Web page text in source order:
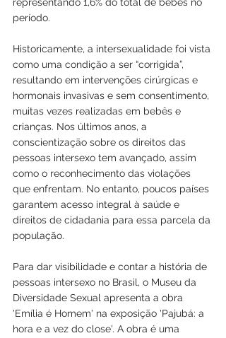
período.
Historicamente, a intersexualidade foi vista
como uma condição a ser “corrigida”,
resultando em intervenções cirúrgicas e
hormonais invasivas e sem consentimento,
muitas vezes realizadas em bebês e
crianças. Nos últimos anos, a
conscientização sobre os direitos das
pessoas intersexo tem avançado, assim
como o reconhecimento das violações
que enfrentam. No entanto, poucos países
garantem acesso integral à saúde e
direitos de cidadania para essa parcela da
população.
Para dar visibilidade e contar a história de
pessoas intersexo no Brasil, o Museu da
Diversidade Sexual apresenta a obra
'Emília é Homem' na exposição 'Pajubá: a
hora e a vez do close'. A obra é uma